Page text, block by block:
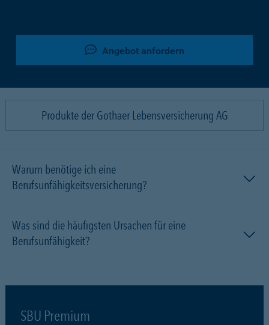
Angebot anfordern
Produkte der Gothaer Lebensversicherung AG
Warum benötige ich eine
Berufsunfähigkeitsversicherung?
Was sind die häufigsten Ursachen für eine
Berufsunfähigkeit?
SBU Premium